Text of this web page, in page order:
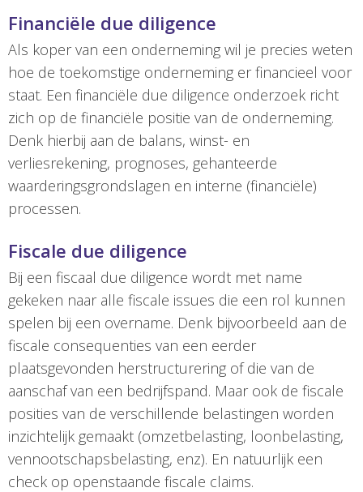
Financiële due diligence
Als koper van een onderneming wil je precies weten
hoe de toekomstige onderneming er financieel voor
staat. Een financiële due diligence onderzoek richt
zich op de financiële positie van de onderneming.
Denk hierbij aan de balans, winst- en
verliesrekening, prognoses, gehanteerde
waarderingsgrondslagen en interne (financiële)
processen.
Fiscale due diligence
Bij een fiscaal due diligence wordt met name
gekeken naar alle fiscale issues die een rol kunnen
spelen bij een overname. Denk bijvoorbeeld aan de
fiscale consequenties van een eerder
plaatsgevonden herstructurering of die van de
aanschaf van een bedrijfspand. Maar ook de fiscale
posities van de verschillende belastingen worden
inzichtelijk gemaakt (omzetbelasting, loonbelasting,
vennootschapsbelasting, enz). En natuurlijk een
check op openstaande fiscale claims.